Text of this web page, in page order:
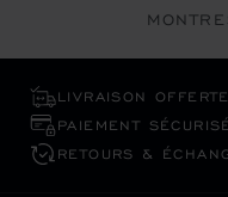
LIVRAISON OFFERTE
PAIEMENT SÉCURISÉ
RETOURS &